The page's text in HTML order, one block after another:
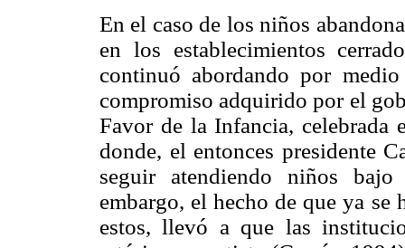
En el caso de los niños
en los establecimientos
continuó abordando por
compromiso adquirido por el
Favor de la Infancia, celebrada
donde, el entonces presidente
seguir atendiendo niños
embargo, el hecho de que ya se
estos, llevó a que las